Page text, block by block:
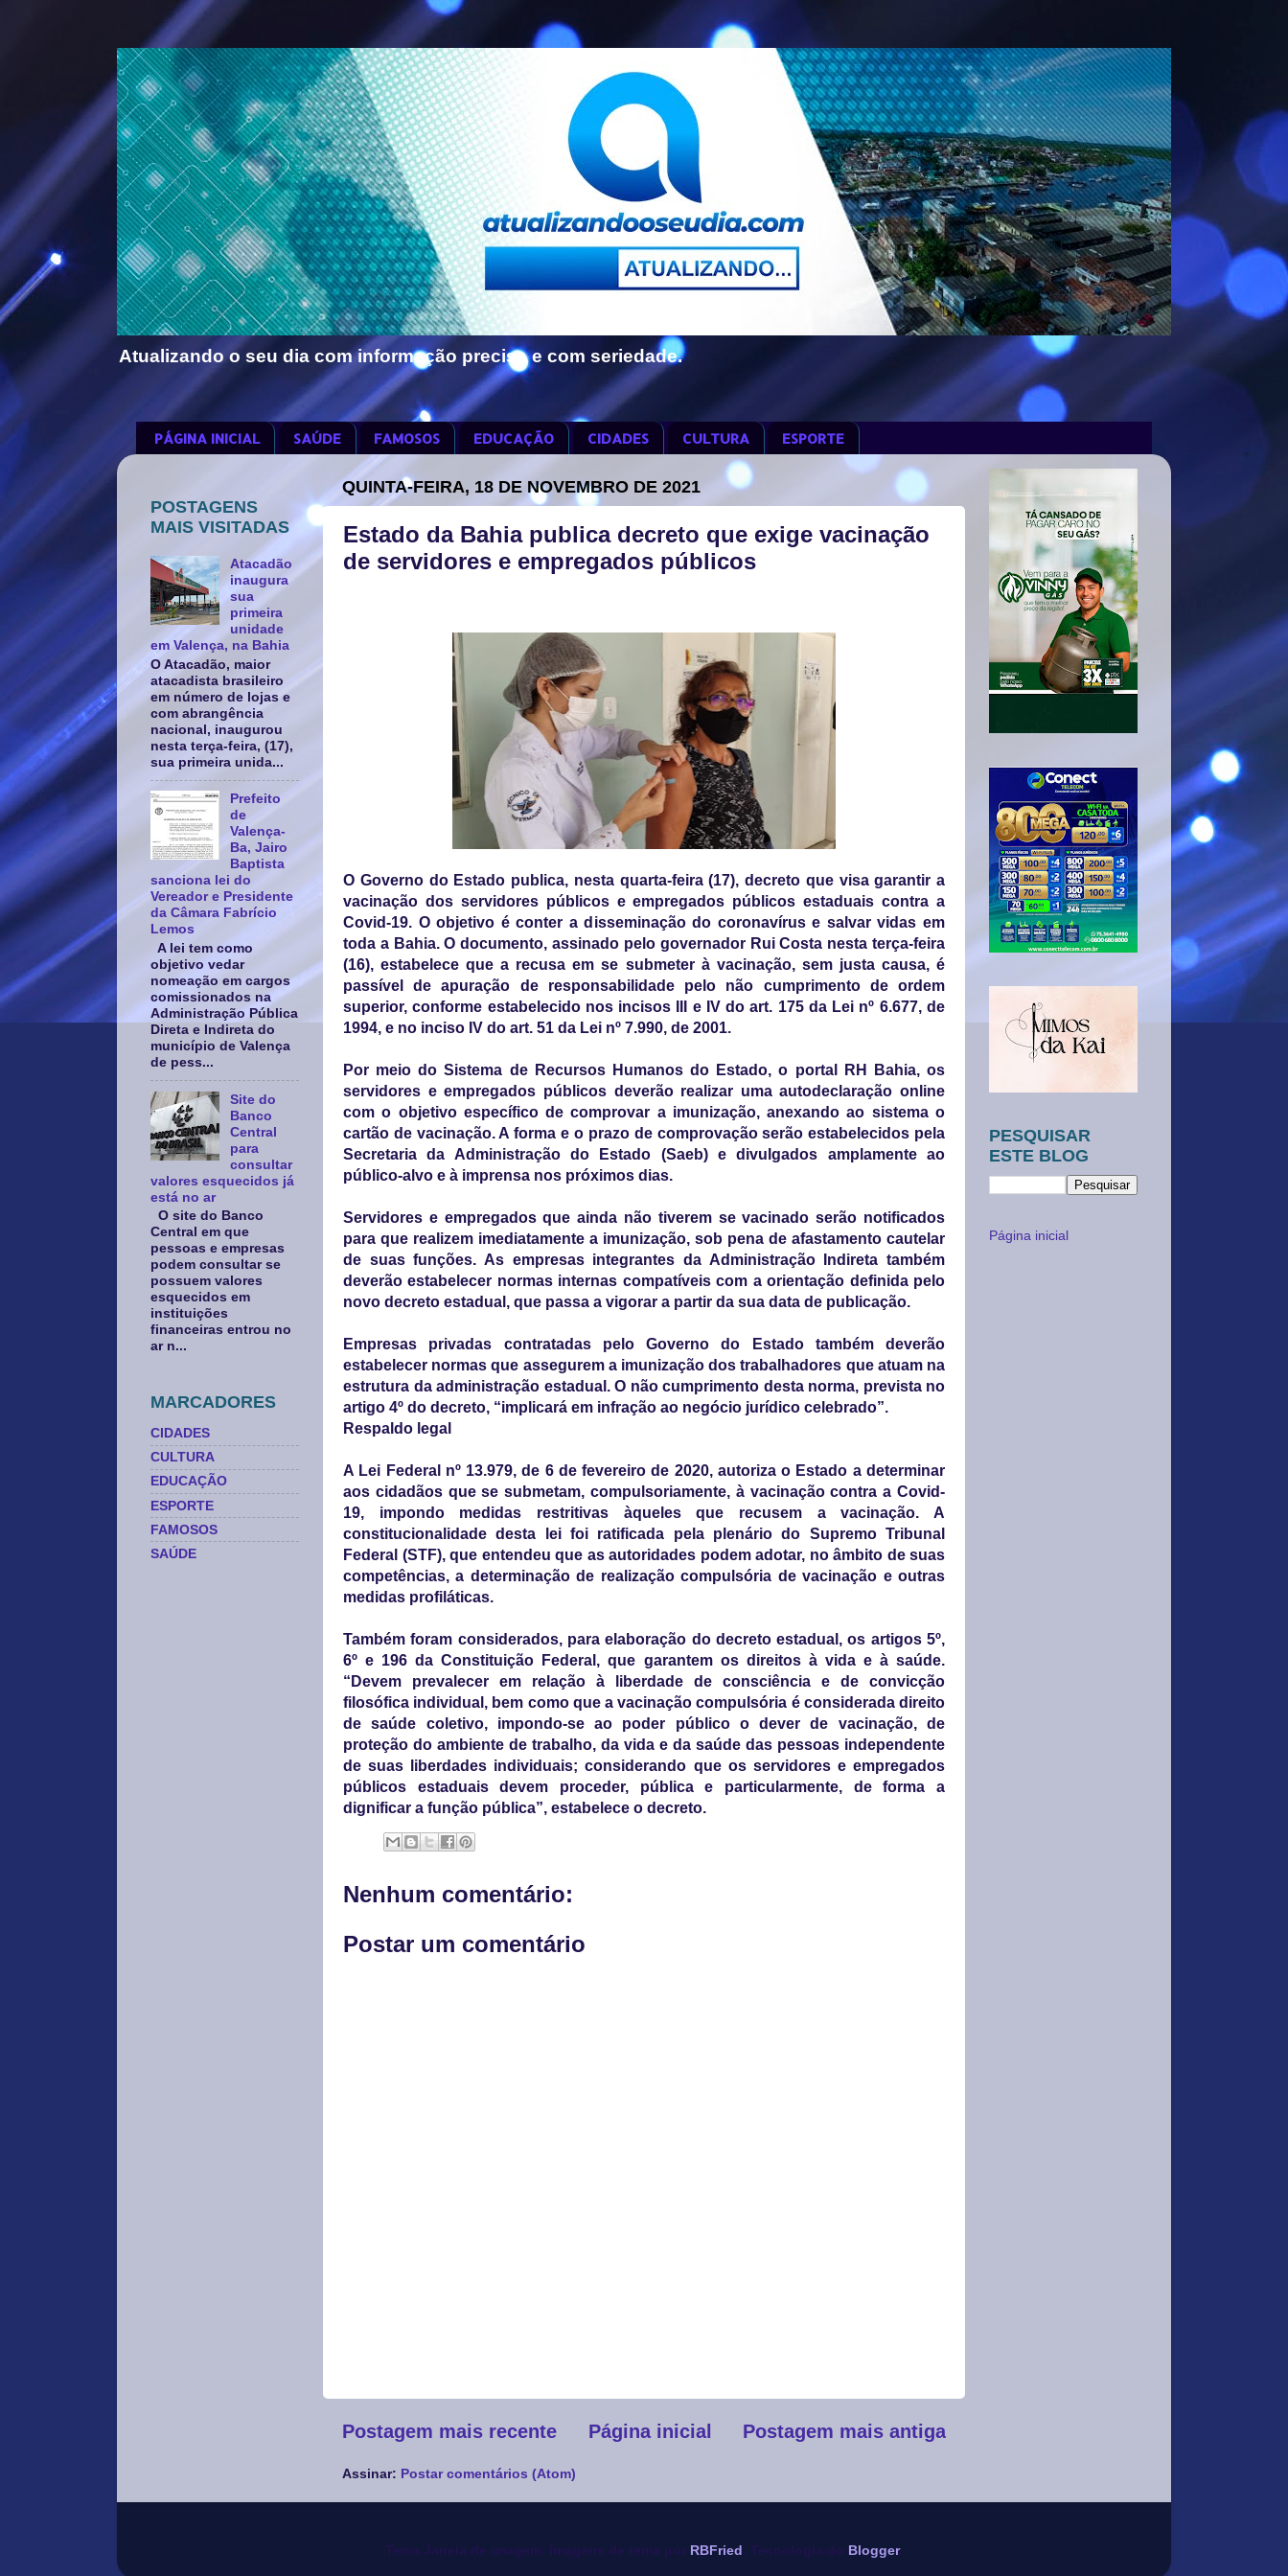
Atualizando o seu dia com informação precisa e com seriedade.
PÁGINA INICIAL SAÚDE FAMOSOS EDUCAÇÃO CIDADES CULTURA ESPORTE
QUINTA-FEIRA, 18 DE NOVEMBRO DE 2021
Estado da Bahia publica decreto que exige vacinação
de servidores e empregados públicos
O Governo do Estado publica, nesta quarta-feira (17), decreto que visa garantir a
vacinação dos servidores públicos e empregados públicos estaduais contra a
Covid-19. O objetivo é conter a disseminação do coronavírus e salvar vidas em
toda a Bahia. O documento, assinado pelo governador Rui Costa nesta terça-feira
(16), estabelece que a recusa em se submeter à vacinação, sem justa causa, é
passível de apuração de responsabilidade pelo não cumprimento de ordem
superior, conforme estabelecido nos incisos III e IV do art. 175 da Lei nº 6.677, de
1994, e no inciso IV do art. 51 da Lei nº 7.990, de 2001.
Por meio do Sistema de Recursos Humanos do Estado, o portal RH Bahia, os
servidores e empregados públicos deverão realizar uma autodeclaração online
com o objetivo específico de comprovar a imunização, anexando ao sistema o
cartão de vacinação. A forma e o prazo de comprovação serão estabelecidos pela
Secretaria da Administração do Estado (Saeb) e divulgados amplamente ao
público-alvo e à imprensa nos próximos dias.
Servidores e empregados que ainda não tiverem se vacinado serão notificados
para que realizem imediatamente a imunização, sob pena de afastamento cautelar
de suas funções. As empresas integrantes da Administração Indireta também
deverão estabelecer normas internas compatíveis com a orientação definida pelo
novo decreto estadual, que passa a vigorar a partir da sua data de publicação.
Empresas privadas contratadas pelo Governo do Estado também deverão
estabelecer normas que assegurem a imunização dos trabalhadores que atuam na
estrutura da administração estadual. O não cumprimento desta norma, prevista no
artigo 4º do decreto, “implicará em infração ao negócio jurídico celebrado”.
Respaldo legal
A Lei Federal nº 13.979, de 6 de fevereiro de 2020, autoriza o Estado a determinar
aos cidadãos que se submetam, compulsoriamente, à vacinação contra a Covid-
19, impondo medidas restritivas àqueles que recusem a vacinação. A
constitucionalidade desta lei foi ratificada pela plenário do Supremo Tribunal
Federal (STF), que entendeu que as autoridades podem adotar, no âmbito de suas
competências, a determinação de realização compulsória de vacinação e outras
medidas profiláticas.
Também foram considerados, para elaboração do decreto estadual, os artigos 5º,
6º e 196 da Constituição Federal, que garantem os direitos à vida e à saúde.
“Devem prevalecer em relação à liberdade de consciência e de convicção
filosófica individual, bem como que a vacinação compulsória é considerada direito
de saúde coletivo, impondo-se ao poder público o dever de vacinação, de
proteção do ambiente de trabalho, da vida e da saúde das pessoas independente
de suas liberdades individuais; considerando que os servidores e empregados
públicos estaduais devem proceder, pública e particularmente, de forma a
dignificar a função pública”, estabelece o decreto.
Nenhum comentário:
Postar um comentário
Postagem mais recente Postagem mais antiga
Página inicial
Assinar: Postar comentários (Atom)
POSTAGENS
MAIS VISITADAS
Atacadão
inaugura
sua
primeira
unidade
em Valença, na Bahia
O Atacadão, maior
atacadista brasileiro
em número de lojas e
com abrangência
nacional, inaugurou
nesta terça-feira, (17),
sua primeira unida...
Prefeito
de
Valença-
Ba, Jairo
Baptista
sanciona lei do
Vereador e Presidente
da Câmara Fabrício
Lemos
A lei tem como
objetivo vedar
nomeação em cargos
comissionados na
Administração Pública
Direta e Indireta do
município de Valença
de pess...
Site do
Banco
Central
para
consultar
valores esquecidos já
está no ar
O site do Banco
Central em que
pessoas e empresas
podem consultar se
possuem valores
esquecidos em
instituições
financeiras entrou no
ar n...
MARCADORES
CIDADES
CULTURA
EDUCAÇÃO
ESPORTE
FAMOSOS
SAÚDE
PESQUISAR
ESTE BLOG
Página inicial
Tema Janela de imagem. Imagens de tema por RBFried. Tecnologia do Blogger.